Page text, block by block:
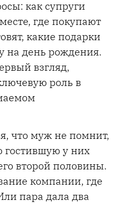
как супруги
где покупают
какие подарки
на день рождения.
взгляд,
роль в
что муж не помнит,
гостившую у них
второй половины.
компании, где
пара дала два